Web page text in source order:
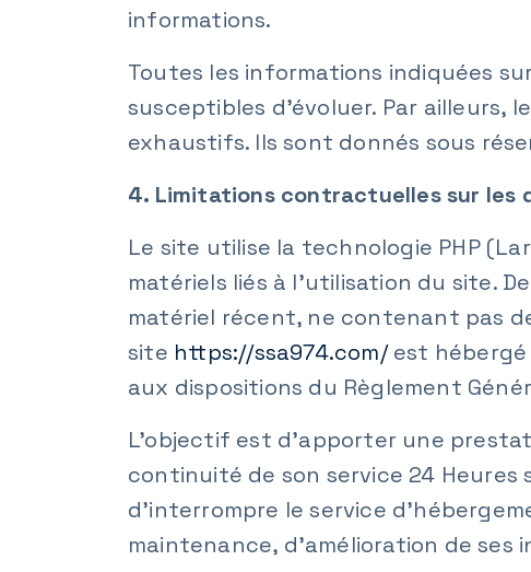
informations.
Toutes les informations indiquées
susceptibles d’évoluer. Par ailleurs,
exhaustifs. Ils sont donnés sous
4. Limitations contractuelles sur les
Le site utilise la technologie PHP
matériels liés à l’utilisation du site.
matériel récent, ne contenant pas
site https://ssa974.com/est hébergé
aux dispositions du Règlement
L’objectif est d’apporter une
continuité de son service 24 Heures
d’interrompre le service
maintenance, d’amélioration de